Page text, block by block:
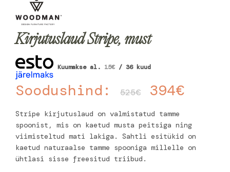
Kirjutuslaud Stripe, must
Kuumakse al. 15€ / 36 kuud
Soodushind: 525€ 394€
Stripe kirjutuslaud on valmistatud tamme
spoonist, mis on kaetud musta peitsiga ning
viimisteltud mati lakiga. Sahtli esitükid on
kaetud naturaalse tamme spooniga millelle on
ühtlasi sisse freesitud triibud.